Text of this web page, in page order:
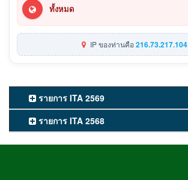
ทั้งหมด
IP ของท่านคือ216.73.217.104
รายการ ITA 2569
รายการ ITA 2568